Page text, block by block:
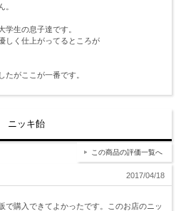
。
学生の息子達です。
しく仕上がってるところが
たがここが一番です。
ニッキ飴
この商品の評価一覧へ
2017/04/18
で購入できてよかったです。このお店のニッ